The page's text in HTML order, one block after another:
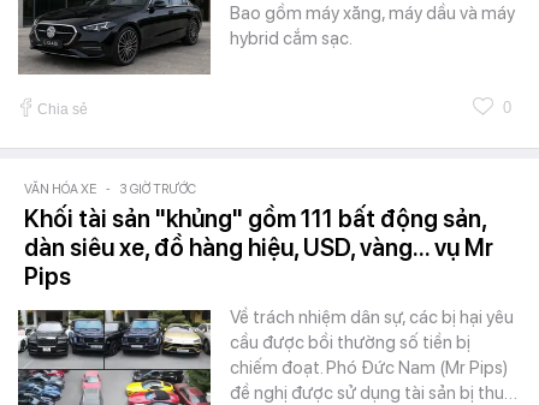
Bao gồm máy xăng, máy dầu và máy
hybrid cắm sạc.
Chia sẻ 0
VĂN HÓA XE - 3 GIỜ TRƯỚC
Khối tài sản "khủng" gồm 111 bất động sản,
dàn siêu xe, đồ hàng hiệu, USD, vàng... vụ Mr
Pips
Về trách nhiệm dân sự, các bị hại yêu
cầu được bồi thường số tiền bị
chiếm đoạt. Phó Đức Nam (Mr Pips)
đề nghị được sử dụng tài sản bị thu…